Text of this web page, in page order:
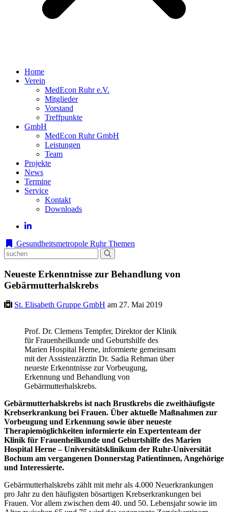
Home
Verein
MedEcon Ruhr e.V.
Mitglieder
Vorstand
Treffpunkte
GmbH
MedEcon Ruhr GmbH
Leistungen
Team
Projekte
News
Termine
Service
Kontakt
Downloads
Gesundheitsmetropole Ruhr Themen
Neueste Erkenntnisse zur Behandlung von
Gebärmutterhalskrebs
St. Elisabeth Gruppe GmbH am 27. Mai 2019
Prof. Dr. Clemens Tempfer, Direktor der Klinik
für Frauenheilkunde und Geburtshilfe des
Marien Hospital Herne, informierte gemeinsam
mit der Assistenzärztin Dr. Sadia Rehman über
neueste Erkenntnisse zur Vorbeugung,
Erkennung und Behandlung von
Gebärmutterhalskrebs.
Gebärmutterhalskrebs ist nach Brustkrebs die zweithäufigste
Krebserkrankung bei Frauen. Über aktuelle Maßnahmen zur
Vorbeugung und Erkennung sowie über neueste
Therapiemöglichkeiten informierte ein Expertenteam der
Klinik für Frauenheilkunde und Geburtshilfe des Marien
Hospital Herne – Universitätsklinikum der Ruhr-Universität
Bochum am vergangenen Donnerstag Patientinnen, Angehörige
und Interessierte.
Gebärmutterhalskrebs zählt mit mehr als 4.000 Neuerkrankungen
pro Jahr zu den häufigsten bösartigen Krebserkrankungen bei
Frauen. Vor allem zwischen dem 40. und 50. Lebensjahr sowie im